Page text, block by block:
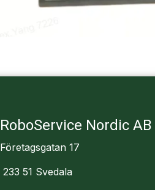
RoboService Nordic AB
Företagsgatan 17
233 51 Svedala